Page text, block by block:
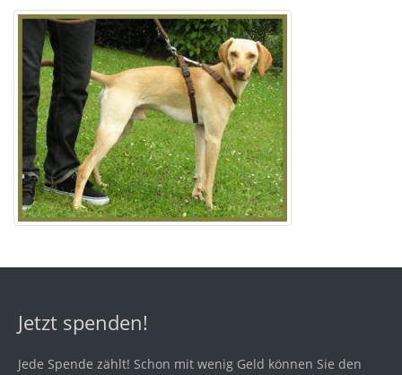
Jetzt spenden!
Jede Spende zählt! Schon mit wenig Geld können Sie den